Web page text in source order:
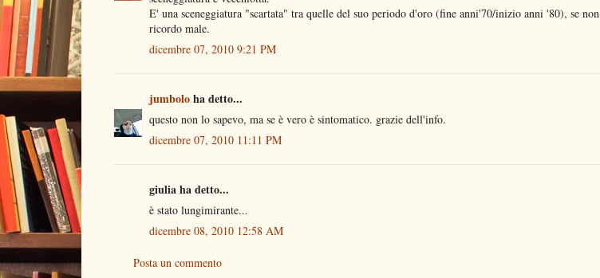
E' una sceneggiatura "scartata" tra quelle del suo periodo d'oro (fine anni'70/inizio anni '80), se non
ricordo male.
dicembre 07, 2010 9:21 PM
jumboloha detto...
questo non lo sapevo, ma se è vero è sintomatico. grazie dell'info.
dicembre 07, 2010 11:11 PM
giulia ha detto...
è stato lungimirante...
dicembre 08, 2010 12:58 AM
Posta un commento